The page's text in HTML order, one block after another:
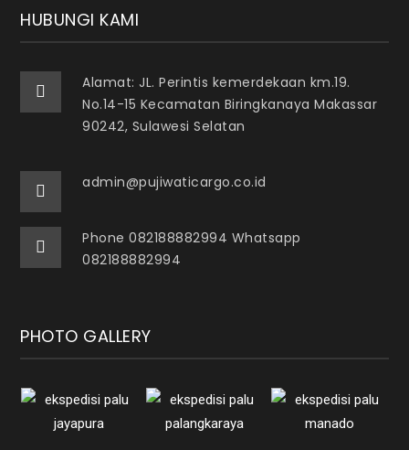
HUBUNGI KAMI
Alamat: JL. Perintis kemerdekaan km.19.
No.14-15 Kecamatan Biringkanaya Makassar
90242, Sulawesi Selatan
admin@pujiwaticargo.co.id
Phone 082188882994 Whatsapp
082188882994
PHOTO GALLERY